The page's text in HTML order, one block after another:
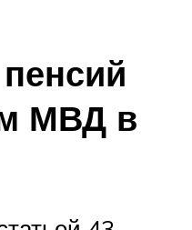
МВД в